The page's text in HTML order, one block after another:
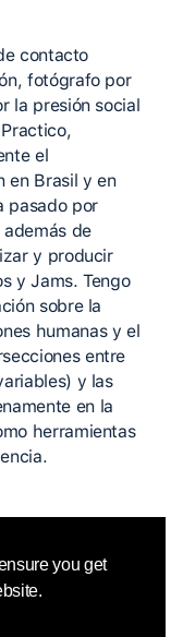
you get
contacto
fotógrafo por
la presión social
el
en Brasil y en
pasado por
de
y producir
y Jams. Tengo
sobre la
humanas y el
entre
y las
en la
herramientas
Gabriel Greca,
Chouy,